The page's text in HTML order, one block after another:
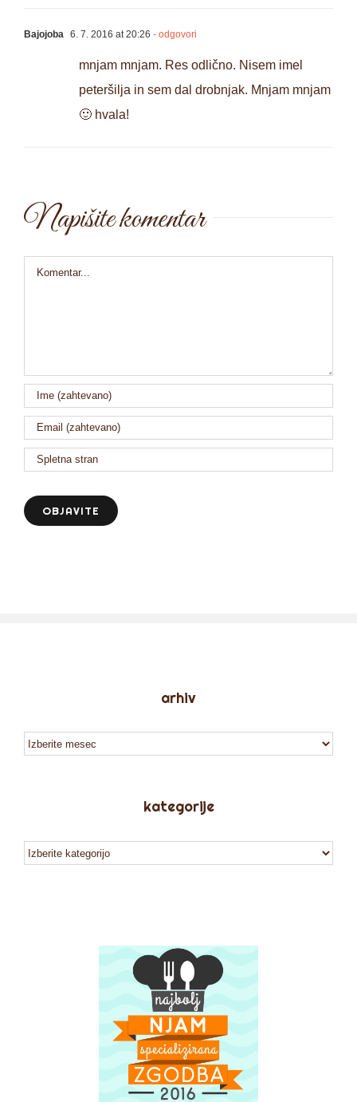
Bajojoba 6. 7. 2016 at 20:26 - odgovori
mnjam mnjam. Res odlično. Nisem imel
peteršilja in sem dal drobnjak. Mnjam mnjam
🙂 hvala!
Napišite komentar
Comment
arhiv
arhiv
kategorije
kategorije